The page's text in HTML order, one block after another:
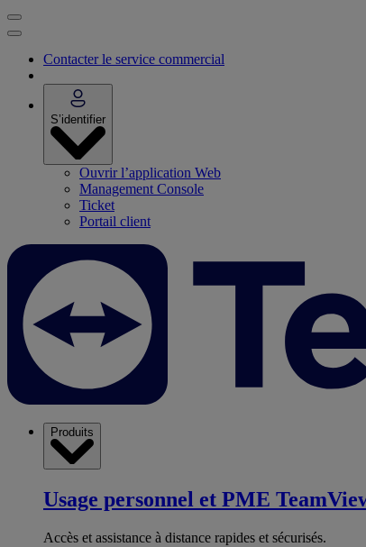
Contacter le service commercial
S’identifier
Ouvrir l’application Web
Management Console
Ticket
Portail client
Produits
Usage personnel et PME
Accès et assistance à distance rapides et sécurisés.